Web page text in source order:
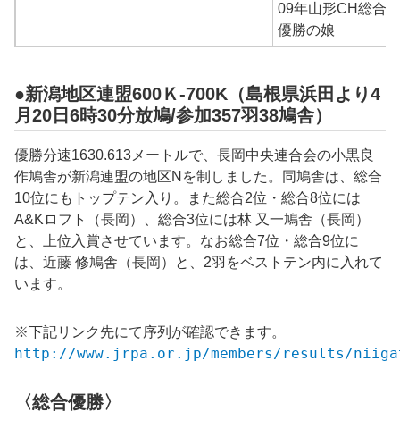
09年山形CH総合
優勝の娘
●新潟地区連盟600Ｋ-700K（島根県浜田より4
月20日6時30分放鳩/参加357羽38鳩舎）
優勝分速1630.613 メートルで、 長岡中央連合会の小黒良
作鳩舎が新潟連盟の地区Nを制しました。同鳩舎は、総合
10位にもトップテン入り。また総合2位・総合8位には
A&Kロフト
（長岡）、総合3位には林 又一鳩舎（長岡）
と、上位入賞させています。なお総合7位・総合9位に
は、近藤 修鳩舎（長岡）と、2羽をベストテン内に入れて
います。
※下記リンク先にて序列が確認できます。
http://www.jrpa.or.jp/members/results/
〈総合優勝〉